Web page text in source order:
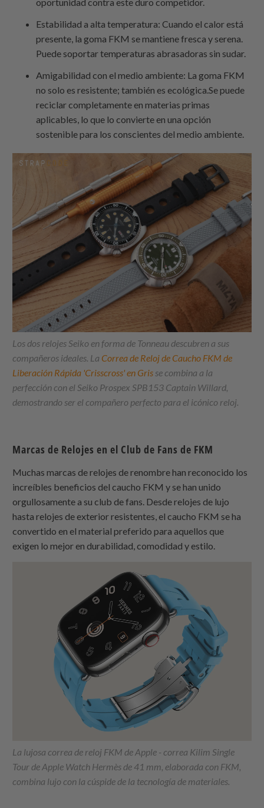
Estabilidad a alta temperatura: Cuando el calor está
presente, la goma FKM se mantiene fresca y serena.
Puede soportar temperaturas abrasadoras sin sudar.
Amigabilidad con el medio ambiente: La goma FKM
no solo es resistente; también es ecológica.Se puede
reciclar completamente en materias primas
aplicables, lo que lo convierte en una opción
sostenible para los conscientes del medio ambiente.
Los dos relojes Seiko en forma de Tonneau descubren a sus
compañeros ideales. La Correa de Reloj de Caucho FKM de
Liberación Rápida 'Crisscross' en Gris se combina a la
perfección con el Seiko Prospex SPB153 Captain Willard,
demostrando ser el compañero perfecto para el icónico reloj.
Marcas de Relojes en el Club de Fans de FKM
Muchas marcas de relojes de renombre han reconocido los
increíbles beneficios del caucho FKM y se han unido
orgullosamente a su club de fans. Desde relojes de lujo
hasta relojes de exterior resistentes, el caucho FKM se ha
convertido en el material preferido para aquellos que
exigen lo mejor en durabilidad, comodidad y estilo.
La lujosa correa de reloj FKM de Apple - correa Kilim Single
Tour de Apple Watch Hermès de 41 mm, elaborada con FKM,
combina lujo con la cúspide de la tecnología de materiales.